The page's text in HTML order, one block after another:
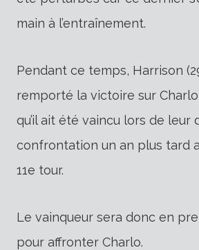
main à l’entraînement.
Pendant ce temps, Harrison
remporté la victoire sur
qu’il ait été vaincu lors de leur
confrontation un an plus tard
11e tour.
Le vainqueur sera donc en
pour affronter Charlo.